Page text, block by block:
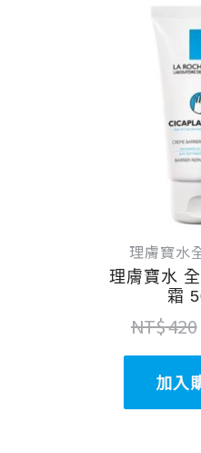
理膚寶水
理膚寶水
霜
NT$420
加入